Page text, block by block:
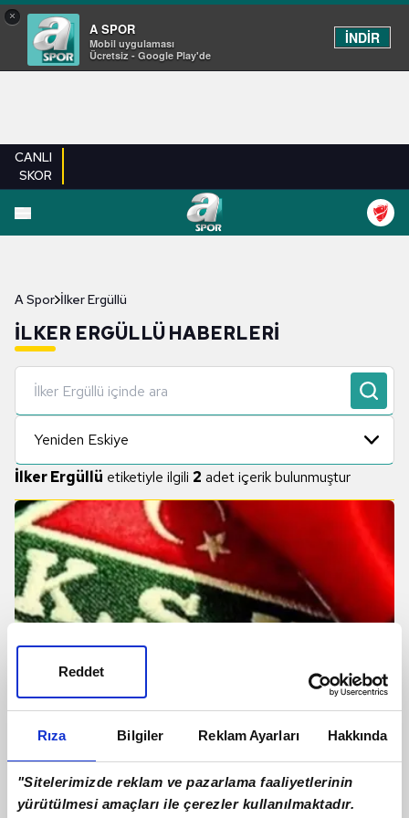
Rıza Bilgiler Reklam Ayarları Hakkında
"Sitelerimizde reklam ve pazarlama faaliyetlerinin
yürütülmesi amaçları ile çerezler kullanılmaktadır.
Reddet
×
A SPOR
Mobil uygulaması
Ücretsiz - Google Play'de
İNDİR
CANLI
SKOR
A Spor İlker Ergüllü
İLKER ERGÜLLÜ HABERLERI
Yeniden Eskiye
İlker Ergüllü etiketiyle ilgili 2 adet içerik bulunmuştur
Karşıyaka'da seçim heyecanı!